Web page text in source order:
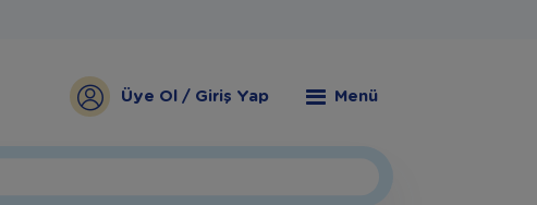
Üye Ol / Giriş Yap Menü